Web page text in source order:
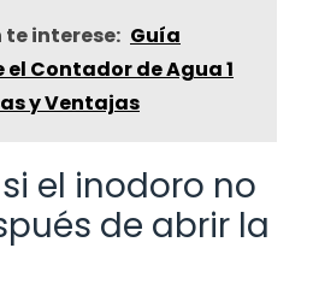
interese: Guía
Contador de Agua 1
y Ventajas
el inodoro no
de abrir la